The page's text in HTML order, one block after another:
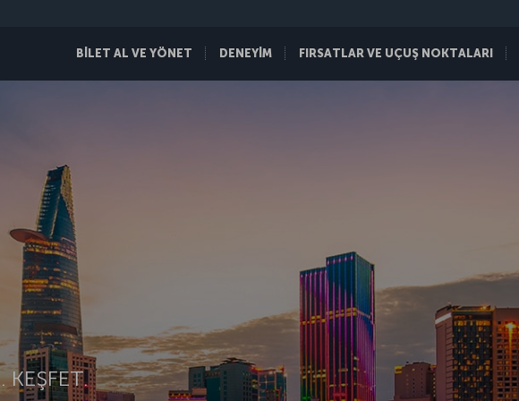
BİLET AL VE YÖNET DENEYİM FIRSATLAR VE UÇUŞ NOKTALARI